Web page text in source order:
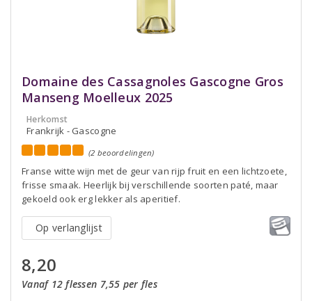
Domaine des Cassagnoles Gascogne Gros
Manseng Moelleux 2025
Herkomst
Frankrijk - Gascogne
(2 beoordelingen)
Franse witte wijn met de geur van rijp fruit en een lichtzoete,
frisse smaak. Heerlijk bij verschillende soorten paté, maar
gekoeld ook erg lekker als aperitief.
Op verlanglijst
8,20
Vanaf 12 flessen 7,55 per fles